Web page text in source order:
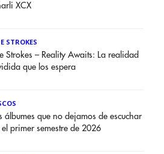
XCX
STROKES
Strokes – Reality Awaits: La realidad
que los espera
álbumes que no dejamos de escuchar
el primer semestre de 2026